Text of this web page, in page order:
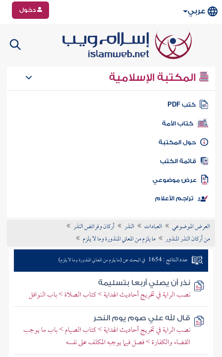
عربي دخول
المكتبة الإسلامية
كتب PDF
كتاب الأمة
المكتبة
الكتب
موضوعي
تراجم الأعلام
العرض الموضوعي العبادات النذر
أركان وفرائض النذر
من أركان النذر المنذور
ما يلزم من المعاني المنذورة وما لا يلزم
عدد النتائج : 1654 في البحث عن (ما يلزم من المعاني المنذورة وما لا يلزم)
نذر أن يصلي أربعا بتسليمة
نصب الراية في تخريج أحاديث الهداية > كتاب الصلاة > باب النوافل
قال لله علي صوم يوم النحر
نصب الراية في تخريج أحاديث الهداية > كتاب الصيام > باب ما يوجب
القضاء والكفارة > فصل فيما يوجبه المكلف على نفسه